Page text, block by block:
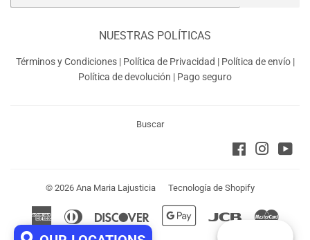
NUESTRAS POLÍTICAS
Términos y Condiciones| Política de Privacidad | Política de envío|
Política de devolución | Pago seguro
Buscar
Facebook
© 2026 Ana Maria Lajusticia Tecnología de Shopify
American
Express
Diners
Club
Discover
Google
Jcb